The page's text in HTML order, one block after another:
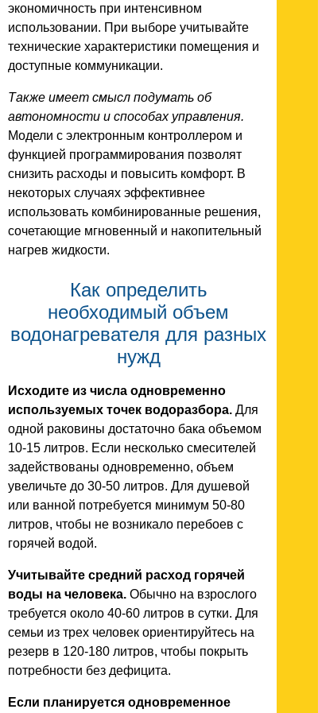
экономичность при интенсивном
использовании. При выборе учитывайте
технические характеристики помещения и
доступные коммуникации.
Также имеет смысл подумать об
автономности и способах управления.
Модели с электронным контроллером и
функцией программирования позволят
снизить расходы и повысить комфорт. В
некоторых случаях эффективнее
использовать комбинированные решения,
сочетающие мгновенный и накопительный
нагрев жидкости.
Как определить
необходимый объем
водонагревателя для разных
нужд
Исходите из числа одновременно
используемых точек водоразбора. Для
одной раковины достаточно бака объемом
10-15 литров. Если несколько смесителей
задействованы одновременно, объем
увеличьте до 30-50 литров. Для душевой
или ванной потребуется минимум 50-80
литров, чтобы не возникало перебоев с
горячей водой.
Учитывайте средний расход горячей
воды на человека. Обычно на взрослого
требуется около 40-60 литров в сутки. Для
семьи из трех человек ориентируйтесь на
резерв в 120-180 литров, чтобы покрыть
потребности без дефицита.
Если планируется одновременное